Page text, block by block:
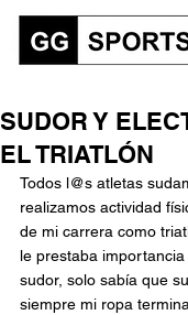
SUDOR Y
EL TRIATLÓN
Todos l@s atletas
realizamos actividad
de mi carrera como
le prestaba
sudor, solo sabía que
siempre mi ropa